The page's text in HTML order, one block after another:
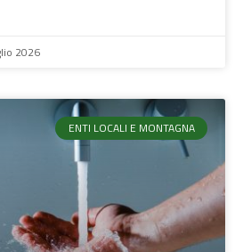
2026
ENTI LOCALI E MONTAGNA